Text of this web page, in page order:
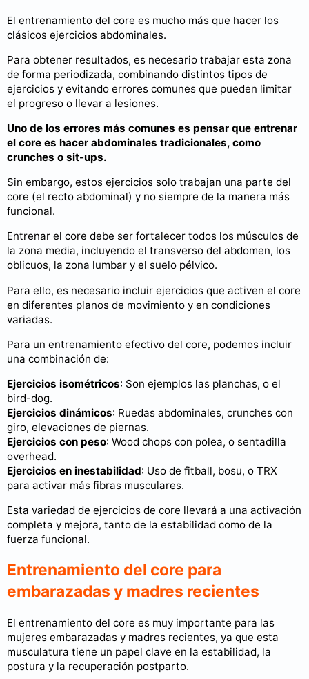
El entrenamiento del core es mucho más que hacer los
clásicos ejercicios abdominales.
Para obtener resultados, es necesario trabajar esta zona
de forma periodizada, combinando distintos tipos de
ejercicios y evitando errores comunes que pueden limitar
el progreso o llevar a lesiones.
Uno de los errores más comunes es pensar que entrenar
el core es hacer abdominales tradicionales, como
crunches o sit-ups.
Sin embargo, estos ejercicios solo trabajan una parte del
core (el recto abdominal) y no siempre de la manera más
funcional.
Entrenar el core debe ser fortalecer todos los músculos de
la zona media, incluyendo el transverso del abdomen, los
oblicuos, la zona lumbar y el suelo pélvico.
Para ello, es necesario incluir ejercicios que activen el core
en diferentes planos de movimiento y en condiciones
variadas.
Para un entrenamiento efectivo del core, podemos incluir
una combinación de:
Ejercicios isométricos: Son ejemplos las planchas, o el
bird-dog.
Ejercicios dinámicos: Ruedas abdominales, crunches con
giro, elevaciones de piernas.
Ejercicios con peso: Wood chops con polea, o sentadilla
overhead.
Ejercicios en inestabilidad: Uso de fitball, bosu, o TRX
para activar más fibras musculares.
Esta variedad de ejercicios de core llevará a una activación
completa y mejora, tanto de la estabilidad como de la
fuerza funcional.
Entrenamiento del core para
embarazadas y madres recientes
El entrenamiento del core es muy importante para las
mujeres embarazadas y madres recientes, ya que esta
musculatura tiene un papel clave en la estabilidad, la
postura y la recuperación postparto.